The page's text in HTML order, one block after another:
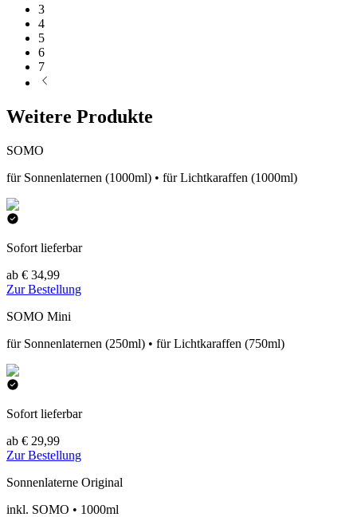
3
4
5
6
7
Weitere Produkte
SOMO
für Sonnenlaternen (1000ml) • für Lichtkaraffen (1000ml)
Sofort lieferbar
ab € 34,99
Zur Bestellung
SOMO Mini
für Sonnenlaternen (250ml) • für Lichtkaraffen (750ml)
Sofort lieferbar
ab € 29,99
Zur Bestellung
Sonnenlaterne Original
inkl. SOMO • 1000ml